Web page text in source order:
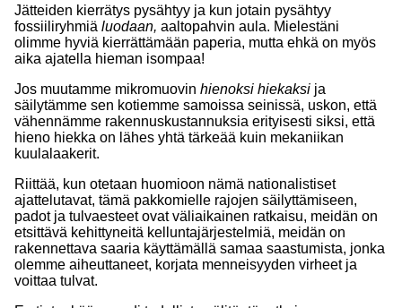
Jätteiden kierrätys pysähtyy ja kun jotain pysähtyy
fossiiliryhmiä luodaan, aaltopahvin aula. Mielestäni
olimme hyviä kierrättämään paperia, mutta ehkä on myös
aika ajatella hieman isompaa!
Jos muutamme mikromuovin hienoksi hiekaksi ja
säilytämme sen kotiemme samoissa seinissä, uskon, että
vähennämme rakennuskustannuksia erityisesti siksi, että
hieno hiekka on lähes yhtä tärkeää kuin mekaniikan
kuulalaakerit.
Riittää, kun otetaan huomioon nämä nationalistiset
ajattelutavat, tämä pakkomielle rajojen säilyttämiseen,
padot ja tulvaesteet ovat väliaikainen ratkaisu, meidän on
etsittävä kehittyneitä kelluntajärjestelmiä, meidän on
rakennettava saaria käyttämällä samaa saastumista, jonka
olemme aiheuttaneet, korjata menneisyyden virheet ja
voittaa tulvat.